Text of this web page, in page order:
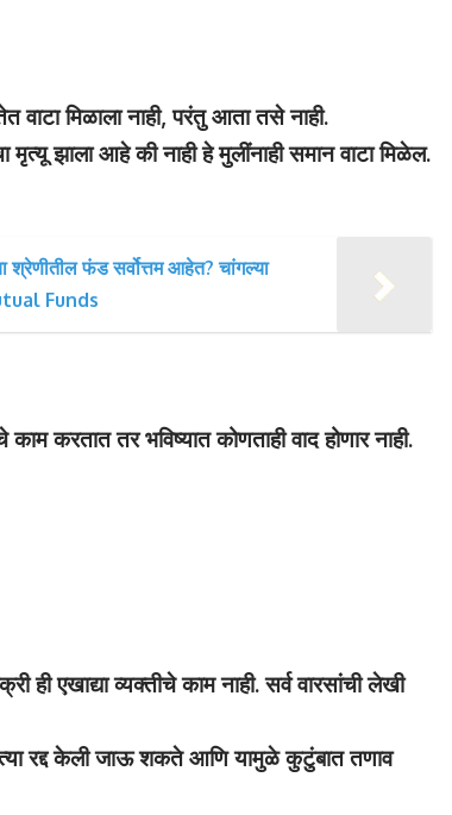
वाटा मिळाला नाही, परंतु आता तसे नाही.
झाला आहे की नाही हे मुलींनाही समान वाटा मिळेल.
फंड सर्वोत्तम आहेत? चांगल्या
Funds
करतात तर भविष्यात कोणताही वाद होणार नाही.
ही एखाद्या व्यक्तीचे काम नाही. सर्व वारसांची लेखी
रद्द केली जाऊ शकते आणि यामुळे कुटुंबात तणाव